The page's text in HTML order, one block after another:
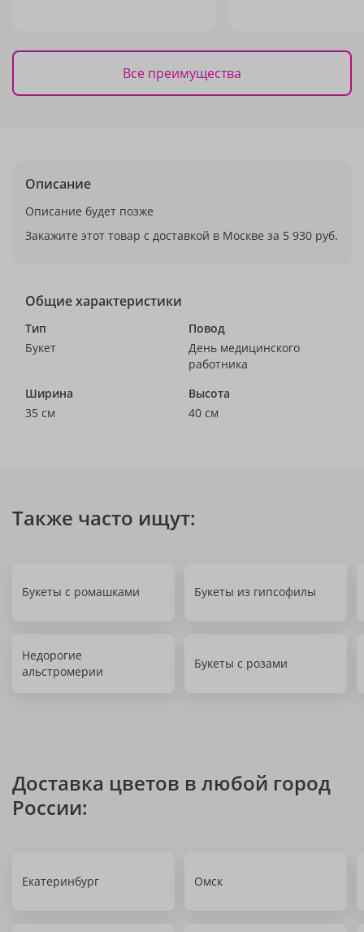
Все преимущества
Описание
Описание будет позже
Закажите этот товар с доставкой в Москве за 5 930 руб.
Общие характеристики
Тип
Букет
Повод
День медицинского
работника
Ширина
35 см
Высота
40 см
Также часто ищут:
Букеты с ромашками Букеты из гипсофилы
Недорогие
альстромерии
Букеты с розами
Доставка цветов в любой город
России:
Екатеринбург Омск